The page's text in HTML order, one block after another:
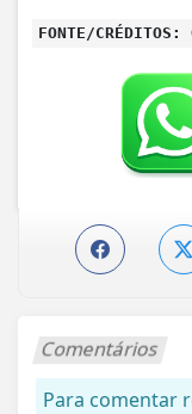
FONTE/CRÉDITOS:
Comentários
Para comentar